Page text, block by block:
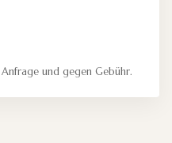
und gegen Gebühr.